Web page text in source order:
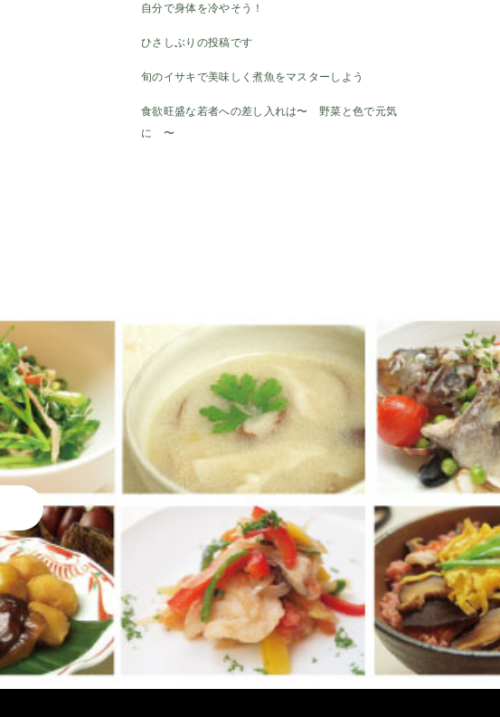
自分で身体を冷やそう！
ひさしぶりの投稿です
旬のイサキで美味しく煮魚をマスターしよう
食欲旺盛な若者への差し入れは〜 野菜と色で元気
に 〜